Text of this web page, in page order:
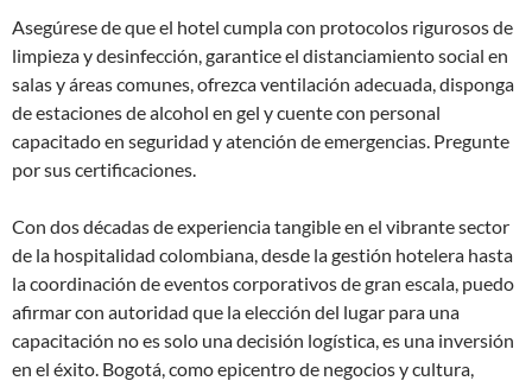
Asegúrese de que el hotel cumpla con protocolos rigurosos de
limpieza y desinfección, garantice el distanciamiento social en
salas y áreas comunes, ofrezca ventilación adecuada, disponga
de estaciones de alcohol en gel y cuente con personal
capacitado en seguridad y atención de emergencias. Pregunte
por sus certificaciones.
Con dos décadas de experiencia tangible en el vibrante sector
de la hospitalidad colombiana, desde la gestión hotelera hasta
la coordinación de eventos corporativos de gran escala, puedo
afirmar con autoridad que la elección del lugar para una
capacitación no es solo una decisión logística, es una inversión
en el éxito. Bogotá, como epicentro de negocios y cultura,